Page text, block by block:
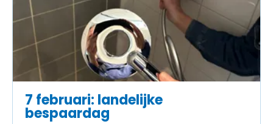
7 februari: landelijke
bespaardag